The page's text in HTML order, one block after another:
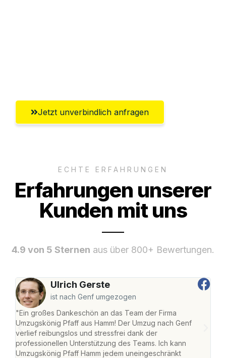
Jetzt unverbindlich anfragen
ECHTE ERFAHRUNGEN
Erfahrungen unserer
Kunden mit uns
4.9 von 5 Sternen aus über 800+ Bewertungen.
Ulrich Gerste
ist nach Genf umgezogen
"Ein großes Dankeschön an das Team der Firma
Umzugskönig Pfaff aus Hamm! Der Umzug nach Genf
verlief reibungslos und stressfrei dank der
professionellen Unterstützung des Teams. Ich kann
Umzugskönig Pfaff Hamm jedem uneingeschränkt